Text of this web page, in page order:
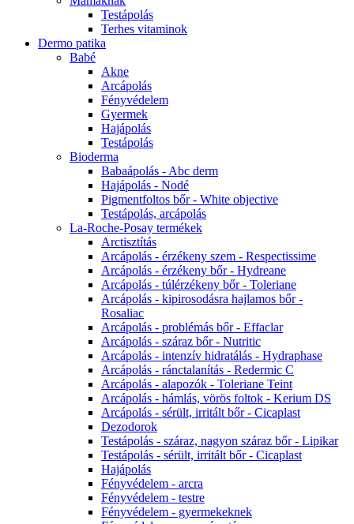
Testápolás
Terhes vitaminok
Dermo patika
Babé
Akne
Arcápolás
Fényvédelem
Gyermek
Hajápolás
Testápolás
Bioderma
Babaápolás - Abc derm
Hajápolás - Nodé
Pigmentfoltos bőr - White objective
Testápolás, arcápolás
La-Roche-Posay termékek
Arctisztítás
Arcápolás - érzékeny szem - Respectissime
Arcápolás - érzékeny bőr - Hydreane
Arcápolás - túlérzékeny bőr - Toleriane
Arcápolás - kipirosodásra hajlamos bőr -
Rosaliac
Arcápolás - problémás bőr - Effaclar
Arcápolás - száraz bőr - Nutritic
Arcápolás - intenzív hidratálás - Hydraphase
Arcápolás - ránctalanítás - Redermic C
Arcápolás - alapozók - Toleriane Teint
Arcápolás - hámlás, vörös foltok - Kerium DS
Arcápolás - sérült, irritált bőr - Cicaplast
Dezodorok
Testápolás - száraz, nagyon száraz bőr - Lipikar
Testápolás - sérült, irritált bőr - Cicaplast
Hajápolás
Fényvédelem - arcra
Fényvédelem - testre
Fényvédelem - gyermekeknek